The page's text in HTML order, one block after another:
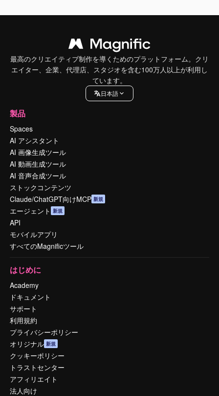
最高のクリエイティブ制作を導くためのプラットフォーム。クリ
エイター、企業、代理店、スタジオを含む100万人以上が利用し
ています。
日本語
製品
Spaces
AI アシスタント
AI 画像生成ツール
AI 動画生成ツール
AI 音声合成ツール
ストックコンテンツ
Claude/ChatGPT向けMCP 新規
エージェント 新規
API
モバイルアプリ
すべてのMagnificツール
はじめに
Academy
ドキュメント
サポート
利用規約
プライバシーポリシー
オリジナル 新規
クッキーポリシー
トラストセンター
アフィリエイト
法人向け